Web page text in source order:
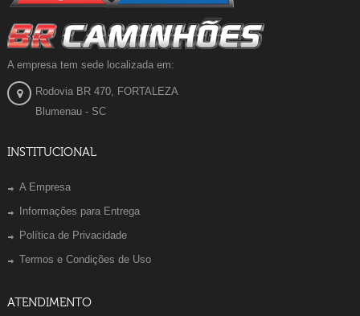
A empresa tem sede localizada em:
Rodovia BR 470, FORTALEZA
Blumenau - SC
INSTITUCIONAL
A Empresa
Informações para Entrega
Política de Privacidade
Termos e Condições de Uso
ATENDIMENTO